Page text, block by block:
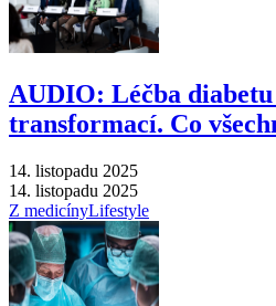
AUDIO: Léčba
transformací. Co
14. listopadu 2025
14. listopadu 2025
Z medicínyLifestyle